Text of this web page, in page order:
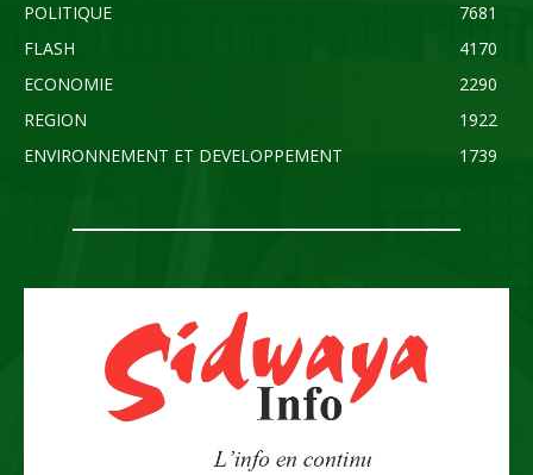
POLITIQUE
7681
FLASH
4170
ECONOMIE
2290
REGION
1922
ENVIRONNEMENT ET DEVELOPPEMENT
1739